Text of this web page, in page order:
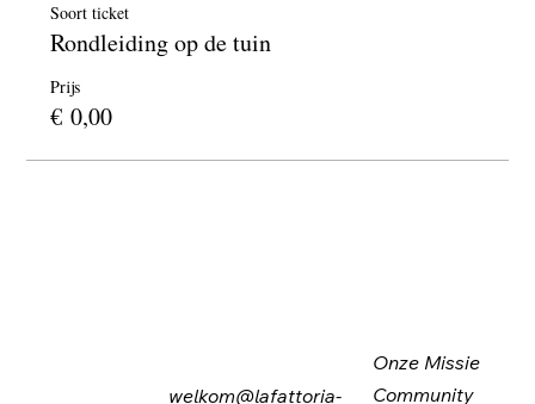
Soort ticket
Rondleiding op de tuin
Prijs
€ 0,00
Onze Missie
Community
welkom@lafattoria-